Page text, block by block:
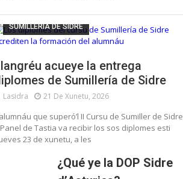
SUMILLERÍA DE SIDRE
acueye la entrega
de Sumillería de Sidre
Lasidra 21 De Xunetu, 2026
que superó’l II Cursu de Sumiller de Sidre
de Tastia va recibir los sos diplomes esti
23 de xunetu, a les
¿Qué ye la DOP Sidre